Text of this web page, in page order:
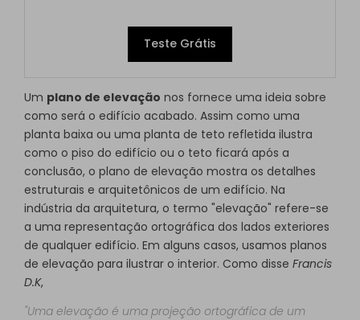
Teste Grátis
Um plano de elevação nos fornece uma ideia sobre
como será o edifício acabado. Assim como uma
planta baixa ou uma planta de teto refletida ilustra
como o piso do edifício ou o teto ficará após a
conclusão, o plano de elevação mostra os detalhes
estruturais e arquitetônicos de um edifício. Na
indústria da arquitetura, o termo "elevação" refere-se
a uma representação ortográfica dos lados exteriores
de qualquer edifício. Em alguns casos, usamos planos
de elevação para ilustrar o interior. Como disse Francis
D.K,
"Uma elevação é uma projeção ortográfica de um